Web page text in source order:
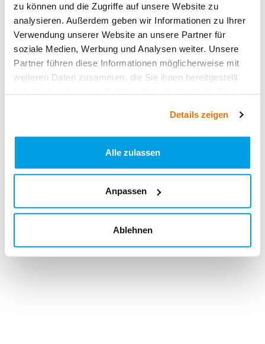
zu können und die Zugriffe auf unsere Website zu
analysieren. Außerdem geben wir Informationen zu Ihrer
Verwendung unserer Website an unsere Partner für
soziale Medien, Werbung und Analysen weiter. Unsere
Partner führen diese Informationen möglicherweise mit
weiteren Daten zusammen, die Sie ihnen bereitgestellt
Details zeigen
Alle zulassen
Anpassen
Ablehnen